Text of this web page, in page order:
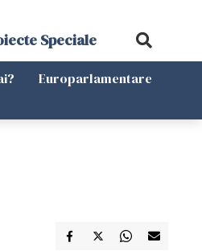
Speciale
Europarlamentare